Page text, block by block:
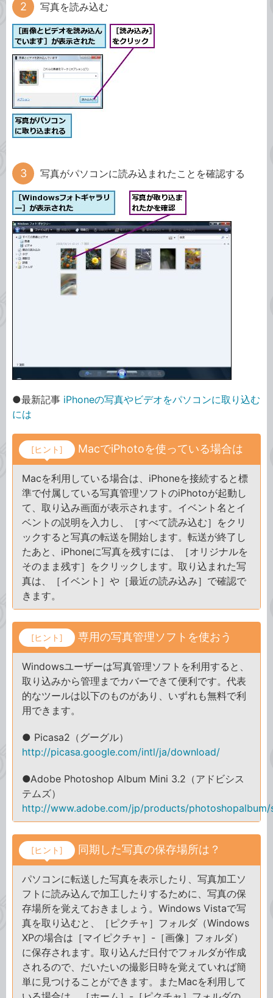
写真を読み込む
写真がパソコンに読み込まれたことを確認する
●最新記事 iPhoneの写真やビデオをパソコンに取り込む
には
[ヒント] MacでiPhotoを使っている場合は
Macを利用している場合は、iPhoneを接続すると標
準で付属している写真管理ソフトのiPhotoが起動し
て、取り込み画面が表示されます。イベント名とイ
ベントの説明を入力し、［すべて読み込む］をクリ
ックすると写真の転送を開始します。転送が終了し
たあと、iPhoneに写真を残すには、［オリジナルを
そのまま残す］をクリックします。取り込まれた写
真は、［イベント］や［最近の読み込み］で確認で
きます。
[ヒント] 専用の写真管理ソフトを使おう
Windowsユーザーは写真管理ソフトを利用すると、
取り込みから管理までカバーできて便利です。代表
的なツールは以下のものがあり、いずれも無料で利
用できます。
● Picasa2（グーグル）
http://picasa.google.com/intl/ja/download/
●Adobe Photoshop Album Mini 3.2（アドビシス
テムズ）
http://www.adobe.com/jp/products/
[ヒント] 同期した写真の保存場所は？
パソコンに転送した写真を表示したり、写真加工ソ
フトに読み込んで加工したりするために、写真の保
存場所を覚えておきましょう。Windows Vistaで写
真を取り込むと、［ピクチャ］フォルダ（Windows
XPの場合は［マイピクチャ］-［画像］フォルダ）
に保存されます。取り込んだ日付でフォルダが作成
されるので、だいたいの撮影日時を覚えていれば簡
単に見つけることができます。またMacを利用して